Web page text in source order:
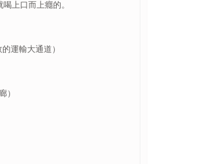
上口而上癮的。
運輸大通道）